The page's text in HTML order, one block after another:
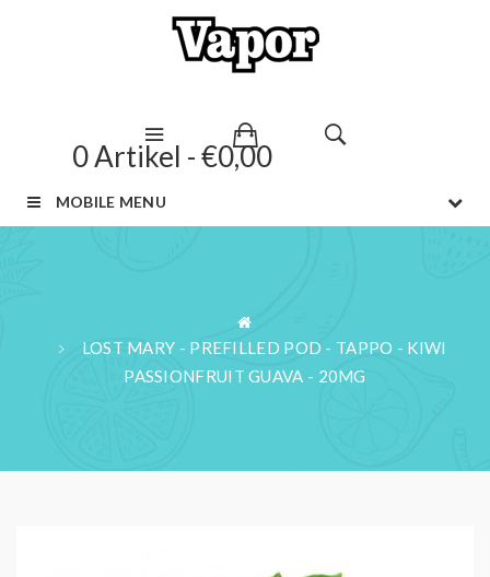
0 Artikel - €0,00
MOBILE MENU
LOST MARY - PREFILLED POD - TAPPO - KIWI
PASSIONFRUIT GUAVA - 20MG